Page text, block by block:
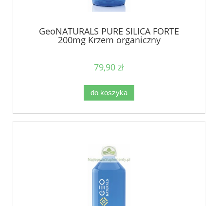
GeoNATURALS PURE SILICA FORTE
200mg Krzem organiczny
79,90 zł
do koszyka